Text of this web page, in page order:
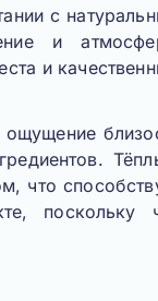
с
и
и
что
поскольку